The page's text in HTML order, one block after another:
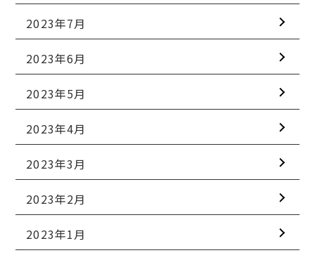
2023年7月
2023年6月
2023年5月
2023年4月
2023年3月
2023年2月
2023年1月